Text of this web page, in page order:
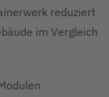
reduziert
im Vergleich